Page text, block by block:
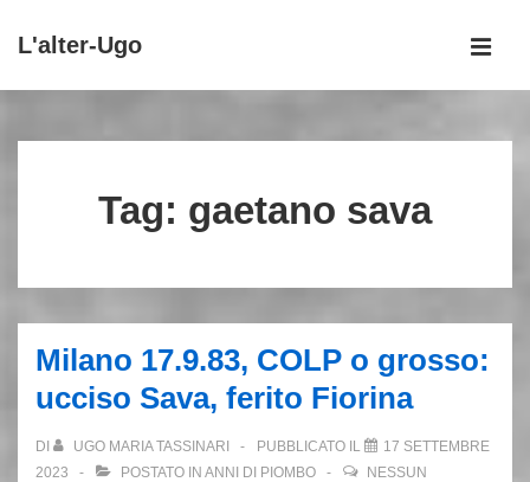
Vai
principale
L'alter-Ugo
principale
Tag: gaetano sava
Milano 17.9.83, COLP o grosso:
ucciso Sava, ferito Fiorina
DI UGO MARIA TASSINARI PUBBLICATO IL
17 SETTEMBRE
2023
POSTATO IN ANNI DI PIOMBO
NESSUN